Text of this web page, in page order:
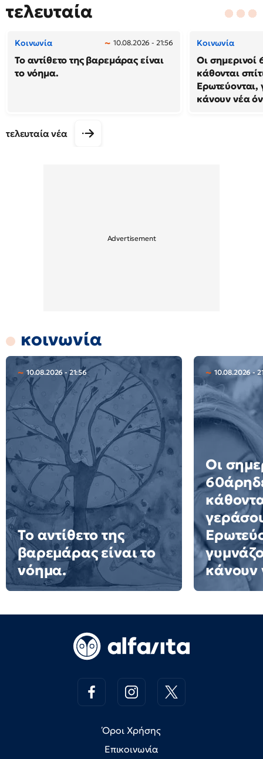
τελευταία
Κοινωνία 10.08.2026 - 21:56
Το αντίθετο της βαρεμάρας είναι
το νόημα.
Κοινωνία
Οι σημερινοί
κάθονται
Ερωτεύονται,
κάνουν νέα
τελευταία νέα
κοινωνία
10.08.2026 - 21:56
Το αντίθετο της
βαρεμάρας είναι το
νόημα.
10.08.2026 -
Οι
κάνουν
Όροι Χρήσης
Επικοινωνία